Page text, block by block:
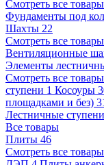
Смотреть все товары
Фундаменты под
Шахты 22
Смотреть все товары
Вентиляционные
Элементы
Смотреть все товары
ступени 1 Косоуры
площадками и без)
Лестничные ступени
Все товары
Плиты 46
Смотреть все товары